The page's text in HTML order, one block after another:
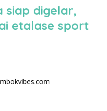
siap digelar,
etalase sport